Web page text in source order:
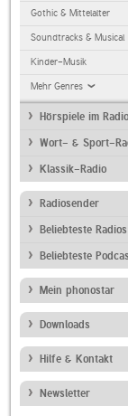
Gothic & Mittelalter
Soundtracks & Musical
Kinder-Musik
Mehr Genres
Hörspiele im Radio
Wort- & Sport-
Klassik-Radio
Radiosender
Beliebteste Radios
Beliebteste
Mein phonostar
Downloads
Hilfe & Kontakt
Newsletter